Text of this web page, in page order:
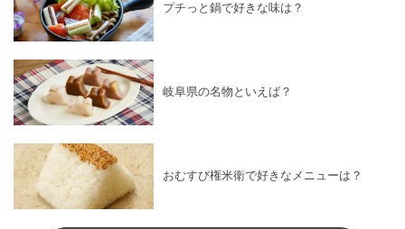
プチっと鍋で好きな味は？
岐阜県の名物といえば？
おむすび権米衛で好きなメニューは？